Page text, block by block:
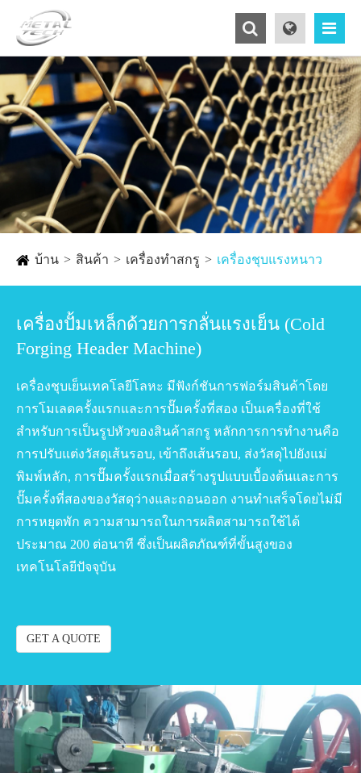
บ้าน สินค้า เครื่องทำสกรู เครื่องชุบแรงหนาว
เครื่องปั้มเหล็กด้วยการกลั่นแรงเย็น (Cold
Forging Header Machine)
เครื่องชุบเย็นเทคโลยีโลหะ มีฟังก์ชันการฟอร์มสินค้าโดย
การโมเลดครั้งแรกและการปั๊มครั้งที่สอง เป็นเครื่องที่ใช้
สำหรับการเป็นรูปหัวของสินค้าสกรู หลักการการทำงานคือ
การปรับแต่งวัสดุเส้นรอบ, เข้าถึงเส้นรอบ, ส่งวัสดุไปยังแม่
พิมพ์หลัก, การปั๊มครั้งแรกเมื่อสร้างรูปแบบเบื้องต้นและการ
ปั๊มครั้งที่สองของวัสดุว่างและถอนออก งานทำเสร็จโดยไม่มี
การหยุดพัก ความสามารถในการผลิตสามารถใช้ได้
ประมาณ 200 ต่อนาที ซึ่งเป็นผลิตภัณฑ์ที่ขั้นสูงของ
เทคโนโลยีปัจจุบัน
GET A QUOTE